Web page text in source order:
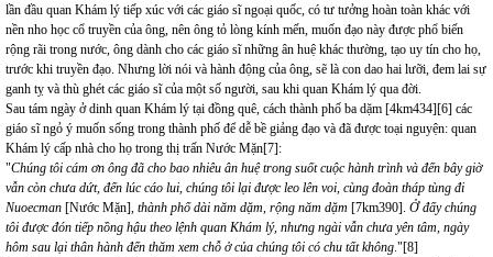
lần đầu quan Khám lý tiếp xúc với các giáo sĩ ngoại quốc, có tư tưởng hoàn toàn khác với
nền nho học cổ truyền của ông, nên ông tỏ lòng kính mến, muốn đạo này được phổ biến
rộng rãi trong nước, ông dành cho các giáo sĩ những ân huệ khác thường, tạo uy tín cho họ,
trước khi truyền đạo. Nhưng lời nói và hành động của ông, sẽ là con dao hai lưỡi, đem lai sự
ganh tỵ và thù ghét các giáo sĩ của một số người, sau khi quan Khám lý qua đời.
Sau tám ngày ở dinh quan Khám lý tại đồng quê, cách thành phố ba dặm [4km434][6] các
giáo sĩ ngỏ ý muốn sống trong thành phố để dễ bề giảng đạo và đã được toại nguyện: quan
Khám lý cấp nhà cho họ trong thị trấn Nước Mặn[7]:
"Chúng tôi cám ơn ông đã cho bao nhiêu ân huệ trong suốt cuộc hành trình và đến bây giờ
vẫn còn chưa dứt, đến lúc cáo lui, chúng tôi lại được leo lên voi, cùng đoàn tháp tùng đi
Nuoecman [Nước Mặn], thành phố dài năm dặm, rộng năm dặm [7km390]. Ở đấy chúng
tôi được đón tiếp nồng hậu theo lệnh quan Khám lý, nhưng ngài vẫn chưa yên tâm, ngày
hôm sau lại thân hành đến thăm xem chỗ ở của chúng tôi có chu tất không."[8]